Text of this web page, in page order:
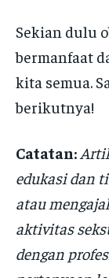
Sekian dulu
bermanfaat
kita semua.
berikutnya!
Catatan:
edukasi dan
atau
aktivitas
dengan